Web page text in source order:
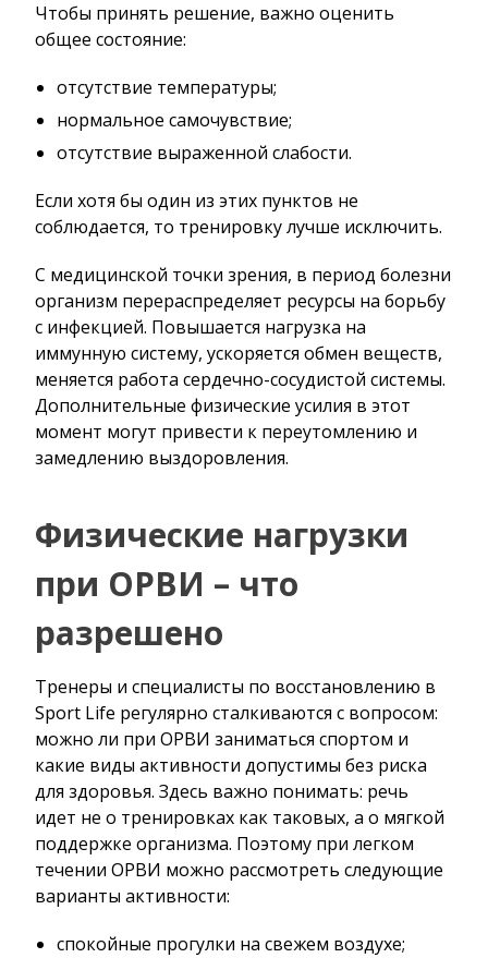
Чтобы принять решение, важно оценить
общее состояние:
отсутствие температуры;
нормальное самочувствие;
отсутствие выраженной слабости.
Если хотя бы один из этих пунктов не
соблюдается, то тренировку лучше исключить.
С медицинской точки зрения, в период болезни
организм перераспределяет ресурсы на борьбу
с инфекцией. Повышается нагрузка на
иммунную систему, ускоряется обмен веществ,
меняется работа сердечно-сосудистой системы.
Дополнительные физические усилия в этот
момент могут привести к переутомлению и
замедлению выздоровления.
Физические нагрузки
при ОРВИ – что
разрешено
Тренеры и специалисты по восстановлению в
Sport Life регулярно сталкиваются с вопросом:
можно ли при ОРВИ заниматься спортом и
какие виды активности допустимы без риска
для здоровья. Здесь важно понимать: речь
идет не о тренировках как таковых, а о мягкой
поддержке организма. Поэтому при легком
течении ОРВИ можно рассмотреть следующие
варианты активности:
спокойные прогулки на свежем воздухе;